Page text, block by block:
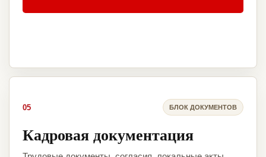
05 БЛОК ДОКУМЕНТОВ
Кадровая документация